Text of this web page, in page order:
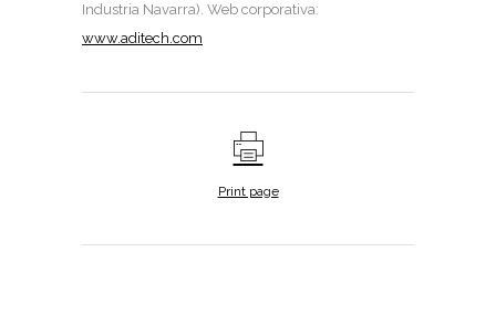
Industria Navarra). Web corporativa:
www.aditech.com
Print page